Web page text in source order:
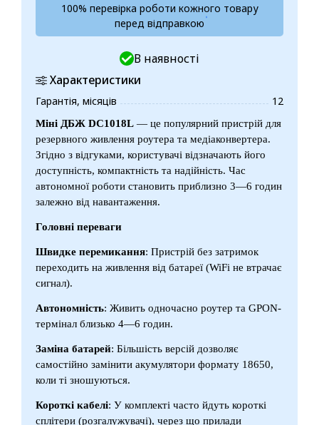
100% перевірка роботи кожного товару
перед відправкою
В наявності
Характеристики
Гарантія, місяців 12
Міні ДБЖ DC1018L — це популярний пристрій для
резервного живлення роутера та медіаконвертера.
Згідно з відгуками, користувачі відзначають його
доступність, компактність та надійність. Час
автономної роботи становить приблизно 3—6 годин
залежно від навантаження.
Головні переваги
Швидке перемикання: Пристрій без затримок
переходить на живлення від батареї (WiFi не втрачає
сигнал).
Автономність: Живить одночасно роутер та GPON-
термінал близько 4—6 годин.
Заміна батарей: Більшість версій дозволяє
самостійно замінити акумулятори формату 18650,
коли ті зношуються.
Короткі кабелі: У комплекті часто йдуть короткі
сплітери (розгалужувачі), через що прилади